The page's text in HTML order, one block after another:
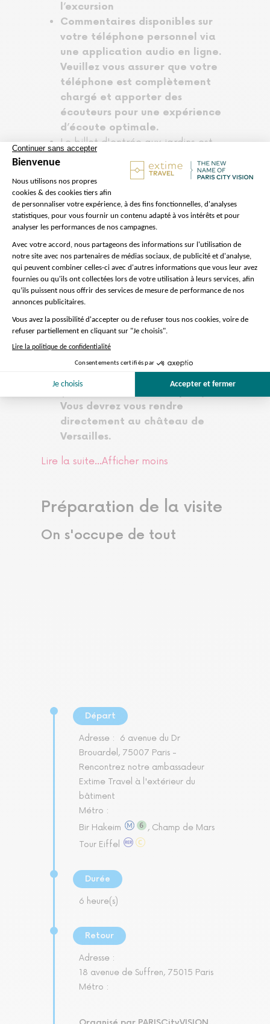
l’excursion
Commentaires disponibles sur
votre téléphone personnel via
une application audio en ligne.
Veuillez vous assurer que votre
téléphone est complètement
chargé et apporter des
écouteurs pour une expérience
d’écoute optimale.
Le billet d'entrée aux jardins est
jours des Grandes Eaux et des
Jardins Musicaux
L'accès au château est difficile
pour les personnes à mobilité
réduite
Durée de visite sur place: 2h30
L'accès au Château de Versailles
est soumis à des contraintes: le
contrôle de sécurité ou une
affluence imprévue peut provoquer
un temps d'attente
/!\ Si vous choisissez l'option «
billet seul », vous recevrez vos
billets par e-mail entre 24 et 2
Vous devrez vous rendre
directement au château de
Versailles.
Lire la suite...Afficher moins
Préparation de la visite
On s'occupe de tout
Départ
Adresse :
6 avenue du Dr
Brouardel, 75007 Paris -
Rencontrez notre ambassadeur
Extime Travel à l'extérieur du
bâtiment
Métro :
Bir Hakeim
, Champ de Mars
Tour Eiffel
Durée
6 heure(s)
Retour
Adresse :
18 avenue de Suffren, 75015 Paris
Métro :